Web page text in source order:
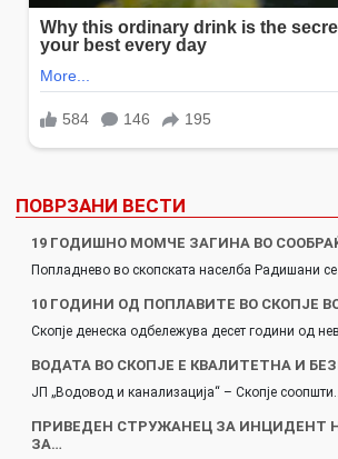
ПОВРЗАНИ ВЕСТИ
19 ГОДИШНО МОМЧЕ ЗАГИНА ВО
Попладнево во скопската населба Радишани се
10 ГОДИНИ ОД ПОПЛАВИТЕ ВО СКОПЈЕ
Скопје денеска одбележува десет години од
ВОДАТА ВО СКОПЈЕ Е КВАЛИТЕТНА И
ЈП „Водовод и канализација“ – Скопје соопшти…
ПРИВЕДЕН СТРУЖАНЕЦ ЗА ИНЦИДЕНТ
ЗА…